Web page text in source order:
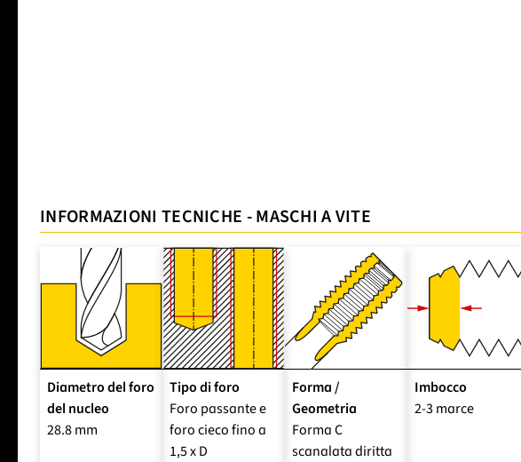
INFORMAZIONI TECNICHE - MASCHI A VITE
Diametro del foro
del nucleo
28.8 mm
Tipo di foro
Foro passante e
foro cieco fino a
1,5 x D
Forma /
Geometria
Forma C
scanalata diritta
Imbocco
2-3 marce